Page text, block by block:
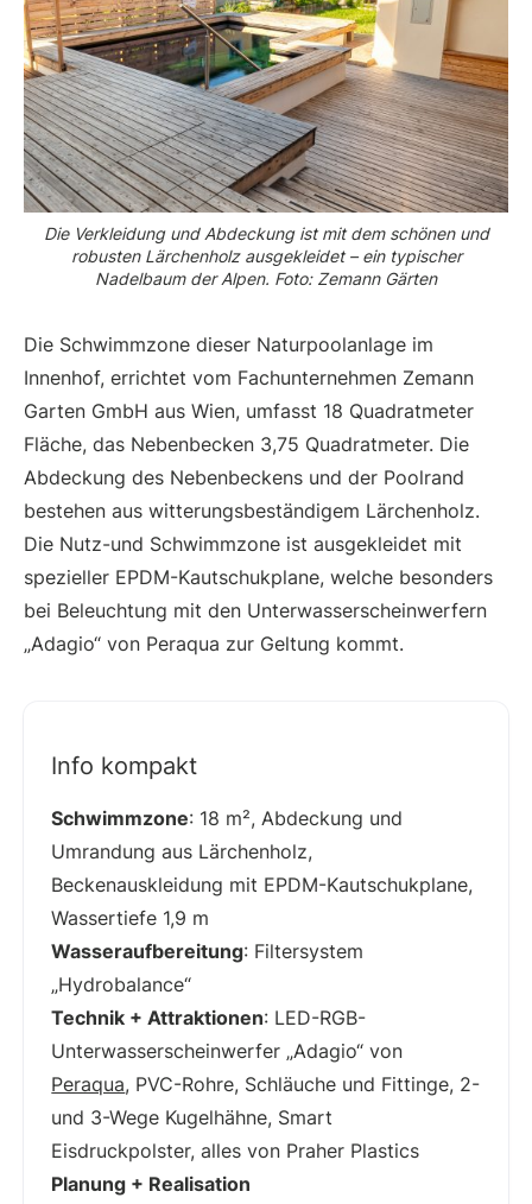
Die Verkleidung und Abdeckung ist mit dem schönen und
robusten Lärchenholz ausgekleidet – ein typischer
Nadelbaum der Alpen. Foto: Zemann Gärten
Die Schwimmzone dieser Naturpoolanlage im
Innenhof, errichtet vom Fachunternehmen Zemann
Garten GmbH aus Wien, umfasst 18 Quadratmeter
Fläche, das Nebenbecken 3,75 Quadratmeter. Die
Abdeckung des Nebenbeckens und der Poolrand
bestehen aus witterungsbeständigem Lärchenholz.
Die Nutz-und Schwimmzone ist ausgekleidet mit
spezieller EPDM-Kautschukplane, welche besonders
bei Beleuchtung mit den Unterwasserscheinwerfern
„Adagio“ von Peraqua zur Geltung kommt.
Info kompakt
Schwimmzone: 18 m², Abdeckung und
Umrandung aus Lärchenholz,
Beckenauskleidung mit EPDM-Kautschukplane,
Wassertiefe 1,9 m
Wasseraufbereitung: Filtersystem
„Hydrobalance“
Technik + Attraktionen: LED-RGB-
Unterwasserscheinwerfer „Adagio“ von
Peraqua, PVC-Rohre, Schläuche und Fittinge, 2-
und 3-Wege Kugelhähne, Smart
Eisdruckpolster, alles von Praher Plastics
Planung + Realisation